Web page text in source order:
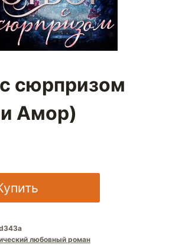
сюрпризом
Амор)
любовный роман